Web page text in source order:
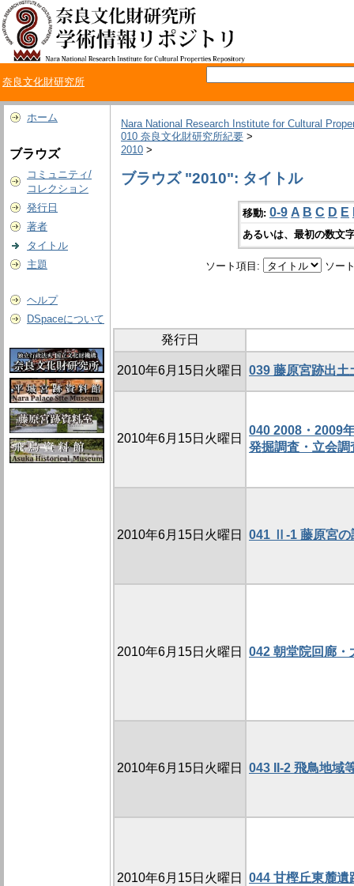
奈良文化財研究所
ホーム
ブラウズ
コミュニティ/
コレクション
発行日
著者
タイトル
主題
ヘルプ
DSpaceについて
Nara National Research Institute for Cultural
010 奈良文化財研究所紀要 >
2010 >
ブラウズ "2010": タイトル
移動: 0-9 A B C D E
あるいは、最初の数文
ソート項目: ソー
発行日
2010年6月15日火曜日 039 藤原宮跡出土
2010年6月15日火曜日
040 2008・2009
発掘調査・立会
2010年6月15日火曜日 041 Ⅱ-1 藤原宮の
2010年6月15日火曜日 042 朝堂院回廊・
2010年6月15日火曜日 043 II-2 飛鳥地域
2010年6月15日火曜日 044 甘樫丘東麓遺